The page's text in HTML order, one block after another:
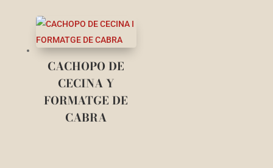
CACHOPO DE
CECINA Y
FORMATGE DE
CABRA